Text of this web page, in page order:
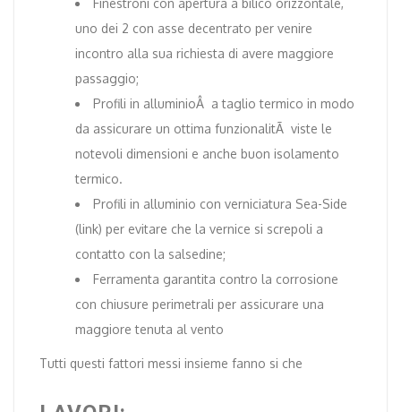
uno dei 2 con asse decentrato per venire
incontro alla sua richiesta di avere maggiore
passaggio;
Profili in alluminioÂ a taglio termico in modo
da assicurare un ottima funzionalitÃ viste le
notevoli dimensioni e anche buon isolamento
termico.
Profili in alluminio con verniciatura Sea-Side
(link) per evitare che la vernice si screpoli a
contatto con la salsedine;
Ferramenta garantita contro la corrosione
con chiusure perimetrali per assicurare una
maggiore tenuta al vento
Tutti questi fattori messi insieme fanno si che